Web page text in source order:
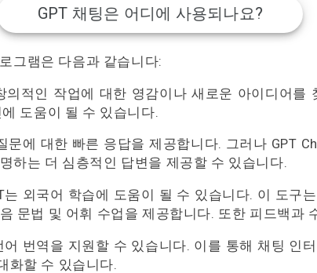
GPT 채팅은 어디에 사용되나요?
그램은 다음과 같습니다:
의적인 작업에 대한 영감이나 새로운 아이디어를
도움이 될 수 있습니다.
문에 대한 빠른 응답을 제공합니다. 그러나 GPT
하는 더 심층적인 답변을 제공할 수 있습니다.
는 외국어 학습에 도움이 될 수 있습니다. 이 도구
문법 및 어휘 수업을 제공합니다. 또한 피드백과
어 번역을 지원할 수 있습니다. 이를 통해 채팅 인
화할 수 있습니다.